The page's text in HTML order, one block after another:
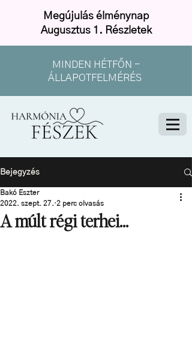
MINDEN HÉTFŐN -
ÁLLAPOTFELMÉRÉS
Megújulás élménynap
Augusztus 1. Részletek
Bejegyzés
A múlt régi terhei...
Bakó Eszter
2022. szept. 27. 2 perc olvasás